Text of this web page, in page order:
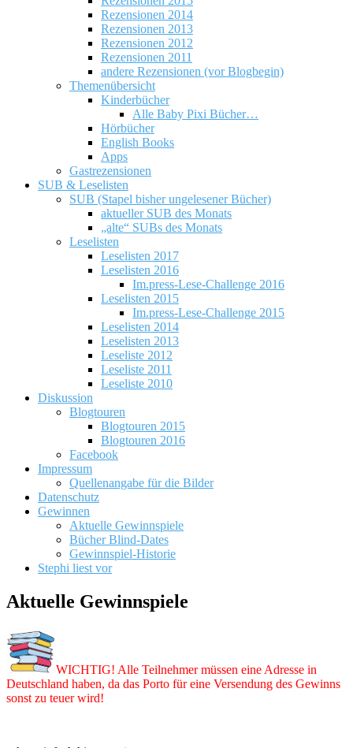
Rezensionen 2014
Rezensionen 2013
Rezensionen 2012
Rezensionen 2011
andere Rezensionen (vor Blogbegin)
Themenübersicht
Kinderbücher
Alle Baby Pixi Bücher…
Hörbücher
English Books
Apps
Gastrezensionen
SUB & Leselisten
SUB (Stapel bisher ungelesener Bücher)
aktueller SUB des Monats
„alte“ SUBs des Monats
Leselisten
Leselisten 2017
Leselisten 2016
Im.press-Lese-Challenge 2016
Leselisten 2015
Im.press-Lese-Challenge 2015
Leselisten 2014
Leselisten 2013
Leseliste 2012
Leseliste 2011
Leseliste 2010
Diskussion
Blogtouren
Blogtouren 2015
Blogtouren 2016
Facebook
Impressum
Quellenangabe für die Bilder
Datenschutz
Gewinnen
Aktuelle Gewinnspiele
Bücher Blind-Dates
Gewinnspiel-Historie
Stephi liest vor
Aktuelle Gewinnspiele
WICHTIG! Alle Teilnehmer müssen eine Adresse in
Deutschland haben, da das Porto für eine Versendung des Gewinns
sonst zu teuer wird!